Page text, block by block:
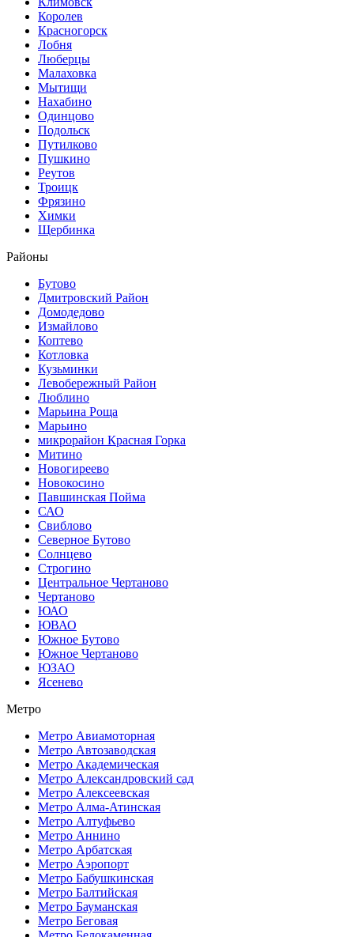
Королев
Красногорск
Лобня
Люберцы
Малаховка
Мытищи
Нахабино
Одинцово
Подольск
Путилково
Пушкино
Реутов
Троицк
Фрязино
Химки
Щербинка
Районы
Бутово
Дмитровский Район
Домодедово
Измайлово
Коптево
Котловка
Кузьминки
Левобережный Район
Люблино
Марьина Роща
Марьино
микрорайон Красная Горка
Митино
Новогиреево
Новокосино
Павшинская Пойма
САО
Свиблово
Северное Бутово
Солнцево
Строгино
Центральное Чертаново
Чертаново
ЮАО
ЮВАО
Южное Бутово
Южное Чертаново
ЮЗАО
Ясенево
Метро
Метро Авиамоторная
Метро Автозаводская
Метро Академическая
Метро Александровский сад
Метро Алексеевская
Метро Алма-Атинская
Метро Алтуфьево
Метро Аннино
Метро Арбатская
Метро Аэропорт
Метро Бабушкинская
Метро Балтийская
Метро Бауманская
Метро Беговая